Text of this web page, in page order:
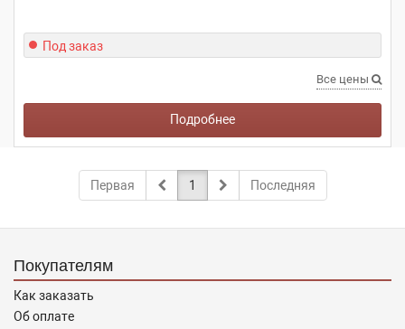
Под заказ
Все цены
Подробнее
Первая 1 Последняя
Покупателям
Как заказать
Об оплате